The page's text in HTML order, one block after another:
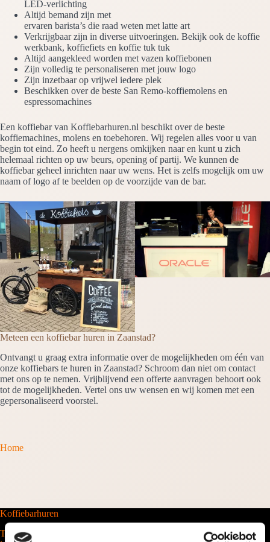
LED-verlichting
Altijd bemand zijn met
ervaren barista’s die raad weten met latte art
Verkrijgbaar zijn in diverse uitvoeringen. Bekijk ook de koffie
werkbank, koffiefiets en koffie tuk tuk
Altijd aangekleed worden met vazen koffiebonen
Zijn volledig te personaliseren met jouw logo
Zijn inzetbaar op vrijwel iedere plek
Beschikken over de beste San Remo-koffiemolens en
espressomachines
Een koffiebar van Koffiebarhuren.nl beschikt over de beste
koffiemachines, molens en toebehoren. Wij regelen alles voor u van
begin tot eind. Zo heeft u nergens omkijken naar en kunt u zich
helemaal richten op uw beurs, opening of partij. We kunnen de
koffiebar geheel inrichten naar uw wens. Het is zelfs mogelijk om uw
naam of logo af te beelden op de voorzijde van de bar.
Meteen een koffiebar huren in Zaanstad?
Ontvangt u graag extra informatie over de mogelijkheden om één van
onze koffiebars te huren in Zaanstad? Schroom dan niet om contact
met ons op te nemen. Vrijblijvend een offerte aanvragen behoort ook
tot de mogelijkheden. Vertel ons uw wensen en wij komen met een
gepersonaliseerd voorstel.
Home
Koffiebarhuren
Tel. 088-2035100